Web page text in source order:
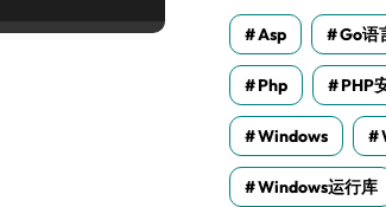
Asp Go语
Php PHP
Windows
Windows运行库